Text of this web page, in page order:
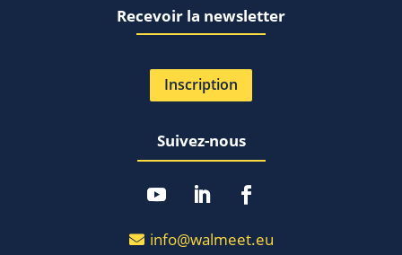
Recevoir la newsletter
Inscription
Suivez-nous
info@walmeet.eu